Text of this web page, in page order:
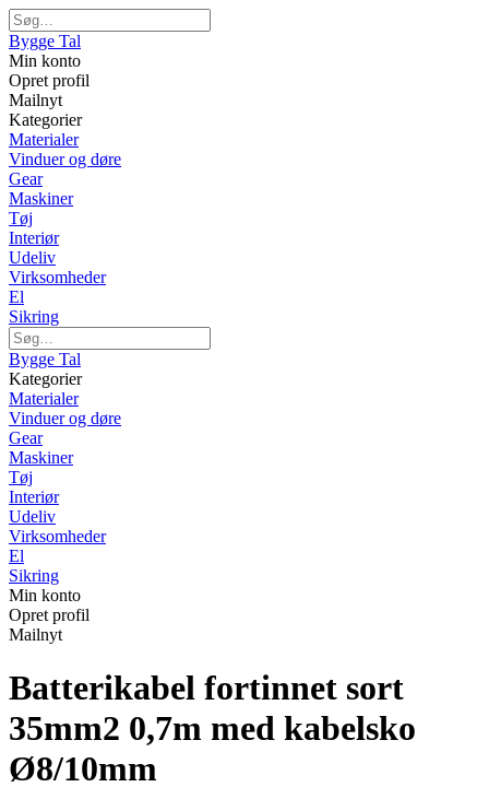
Bygge Tal
Min konto
Opret profil
Mailnyt
Kategorier
Materialer
Vinduer og døre
Gear
Maskiner
Tøj
Interiør
Udeliv
Virksomheder
El
Sikring
Bygge Tal
Kategorier
Materialer
Vinduer og døre
Gear
Maskiner
Tøj
Interiør
Udeliv
Virksomheder
El
Sikring
Min konto
Opret profil
Mailnyt
Batterikabel fortinnet sort
35mm2 0,7m med kabelsko
Ø8/10mm